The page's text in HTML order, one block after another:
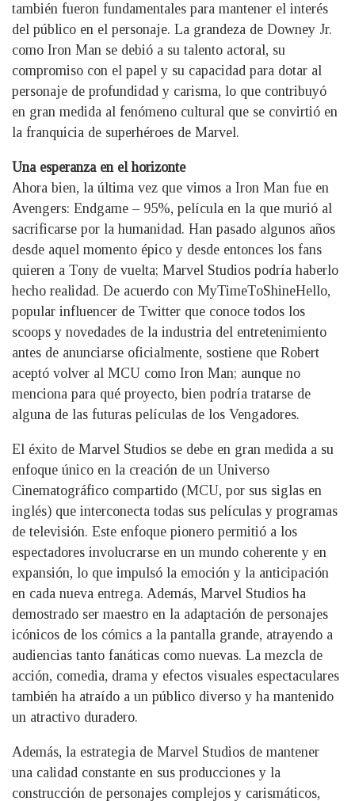
también fueron fundamentales para mantener el interés
del público en el personaje. La grandeza de Downey Jr.
como Iron Man se debió a su talento actoral, su
compromiso con el papel y su capacidad para dotar al
personaje de profundidad y carisma, lo que contribuyó
en gran medida al fenómeno cultural que se convirtió en
la franquicia de superhéroes de Marvel.
Una esperanza en el horizonte
Ahora bien, la última vez que vimos a Iron Man fue en
Avengers: Endgame – 95%, película en la que murió al
sacrificarse por la humanidad. Han pasado algunos años
desde aquel momento épico y desde entonces los fans
quieren a Tony de vuelta; Marvel Studios podría haberlo
hecho realidad. De acuerdo con MyTimeToShineHello,
popular influencer de Twitter que conoce todos los
scoops y novedades de la industria del entretenimiento
antes de anunciarse oficialmente, sostiene que Robert
aceptó volver al MCU como Iron Man; aunque no
menciona para qué proyecto, bien podría tratarse de
alguna de las futuras películas de los Vengadores.
El éxito de Marvel Studios se debe en gran medida a su
enfoque único en la creación de un Universo
Cinematográfico compartido (MCU, por sus siglas en
inglés) que interconecta todas sus películas y programas
de televisión. Este enfoque pionero permitió a los
espectadores involucrarse en un mundo coherente y en
expansión, lo que impulsó la emoción y la anticipación
en cada nueva entrega. Además, Marvel Studios ha
demostrado ser maestro en la adaptación de personajes
icónicos de los cómics a la pantalla grande, atrayendo a
audiencias tanto fanáticas como nuevas. La mezcla de
acción, comedia, drama y efectos visuales espectaculares
también ha atraído a un público diverso y ha mantenido
un atractivo duradero.
Además, la estrategia de Marvel Studios de mantener
una calidad constante en sus producciones y la
construcción de personajes complejos y carismáticos,